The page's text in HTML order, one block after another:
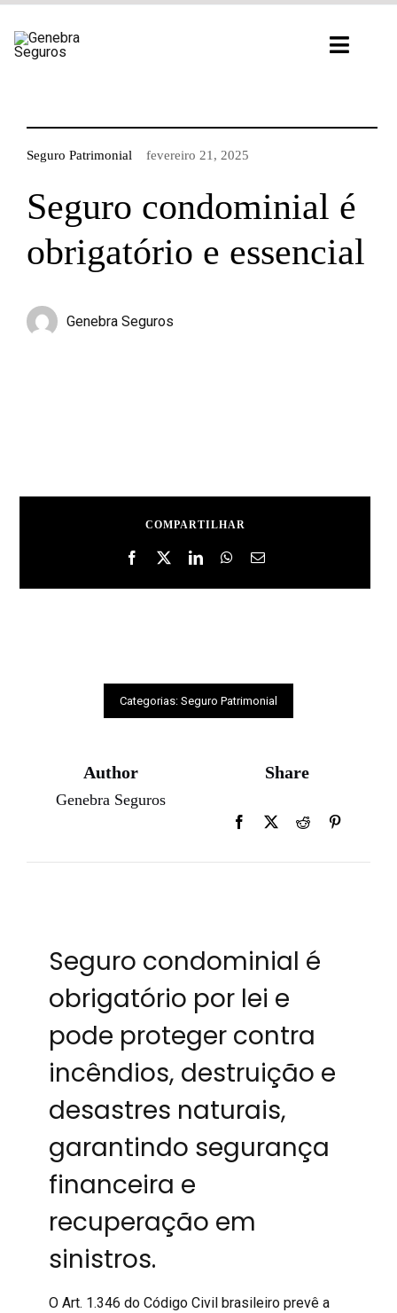
para
Seguro Patrimonial fevereiro 21, 2025
Seguro condominial é
obrigatório e essencial
Genebra Seguros
COMPARTILHAR
Categorias: Seguro Patrimonial
Author
Genebra Seguros
Share
Seguro condominial é
obrigatório por lei e
pode proteger contra
incêndios, destruição e
desastres naturais,
garantindo segurança
financeira e
recuperação em
sinistros.
O Art. 1.346 do Código Civil brasileiro prevê a